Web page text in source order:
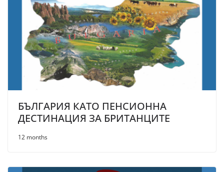
БЪЛГАРИЯ КАТО ПЕНСИОННА
ДЕСТИНАЦИЯ ЗА БРИТАНЦИТЕ
12 months